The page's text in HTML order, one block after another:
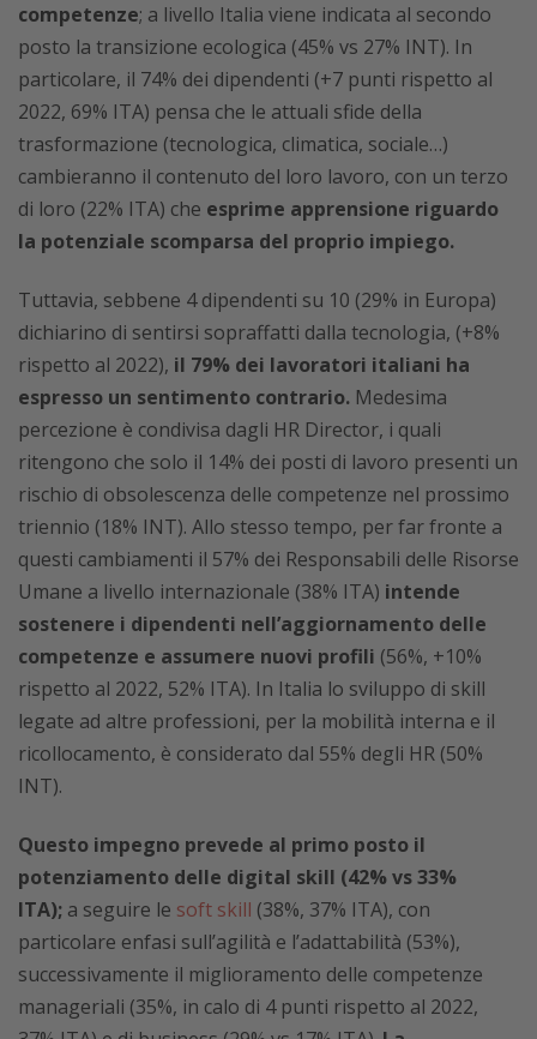
competenze; a livello Italia viene indicata al secondo
posto la transizione ecologica (45% vs 27% INT). In
particolare, il 74% dei dipendenti (+7 punti rispetto al
2022, 69% ITA) pensa che le attuali sfide della
trasformazione (tecnologica, climatica, sociale…)
cambieranno il contenuto del loro lavoro, con un terzo
di loro (22% ITA) che esprime apprensione riguardo
la potenziale scomparsa del proprio impiego.
Tuttavia, sebbene 4 dipendenti su 10 (29% in Europa)
dichiarino di sentirsi sopraffatti dalla tecnologia, (+8%
rispetto al 2022), il 79% dei lavoratori italiani ha
espresso un sentimento contrario. Medesima
percezione è condivisa dagli HR Director, i quali
ritengono che solo il 14% dei posti di lavoro presenti un
rischio di obsolescenza delle competenze nel prossimo
triennio (18% INT). Allo stesso tempo, per far fronte a
questi cambiamenti il 57% dei Responsabili delle Risorse
Umane a livello internazionale (38% ITA) intende
sostenere i dipendenti nell’aggiornamento delle
competenze e assumere nuovi profili (56%, +10%
rispetto al 2022, 52% ITA). In Italia lo sviluppo di skill
legate ad altre professioni, per la mobilità interna e il
ricollocamento, è considerato dal 55% degli HR (50%
INT).
Questo impegno prevede al primo posto il
potenziamento delle digital skill (42% vs 33%
ITA); a seguire le soft skill (38%, 37% ITA), con
particolare enfasi sull’agilità e l’adattabilità (53%),
successivamente il miglioramento delle competenze
manageriali (35%, in calo di 4 punti rispetto al 2022,